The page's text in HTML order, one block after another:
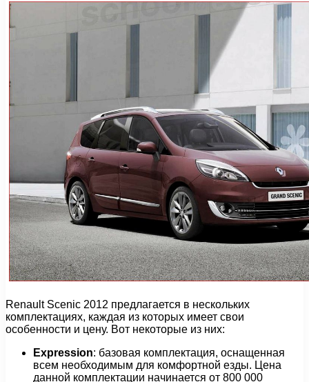
Renault Scenic 2012 предлагается в нескольких
комплектациях, каждая из которых имеет свои
особенности и цену. Вот некоторые из них:
Expression: базовая комплектация, оснащенная
всем необходимым для комфортной езды. Цена
данной комплектации начинается от 800 000